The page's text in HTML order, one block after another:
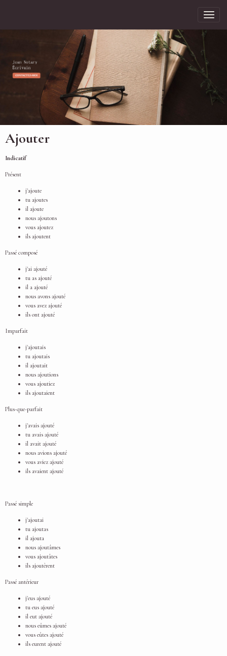
Ajouter
Indicatif
Présent
j'ajoute
tu ajoutes
il ajoute
nous ajoutons
vous ajoutez
ils ajoutent
Passé composé
j'ai ajouté
tu as ajouté
il a ajouté
nous avons ajouté
vous avez ajouté
ils ont ajouté
Imparfait
j'ajoutais
tu ajoutais
il ajoutait
nous ajoutions
vous ajoutiez
ils ajoutaient
Plus-que-parfait
j'avais ajouté
tu avais ajouté
il avait ajouté
nous avions ajouté
vous aviez ajouté
ils avaient ajouté
Passé simple
j'ajoutai
tu ajoutas
il ajouta
nous ajoutâmes
vous ajoutâtes
ils ajoutèrent
Passé antérieur
j'eus ajouté
tu eus ajouté
il eut ajouté
nous eûmes ajouté
vous eûtes ajouté
ils eurent ajouté